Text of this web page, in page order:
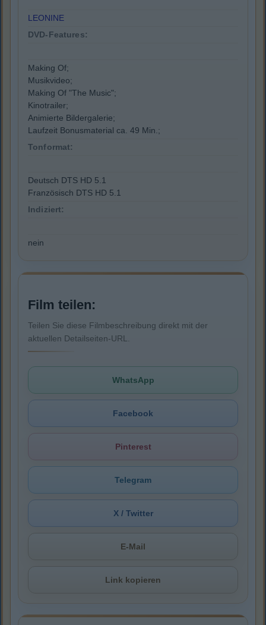
LEONINE
DVD-Features:
Making Of;
Musikvideo;
Making Of "The Music";
Kinotrailer;
Animierte Bildergalerie;
Laufzeit Bonusmaterial ca. 49 Min.;
Tonformat:
Deutsch DTS HD 5.1
Französisch DTS HD 5.1
Indiziert:
nein
Film teilen:
Teilen Sie diese Filmbeschreibung direkt mit der
aktuellen Detailseiten-URL.
WhatsApp
Facebook
Pinterest
Telegram
X / Twitter
E-Mail
Link kopieren